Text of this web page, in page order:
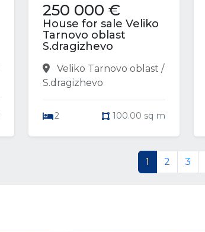
250 000 €
House for sale Veliko
Tarnovo oblast
S.dragizhevo
Veliko Tarnovo oblast /
S.dragizhevo
2 100.00 sq m
1 2 3